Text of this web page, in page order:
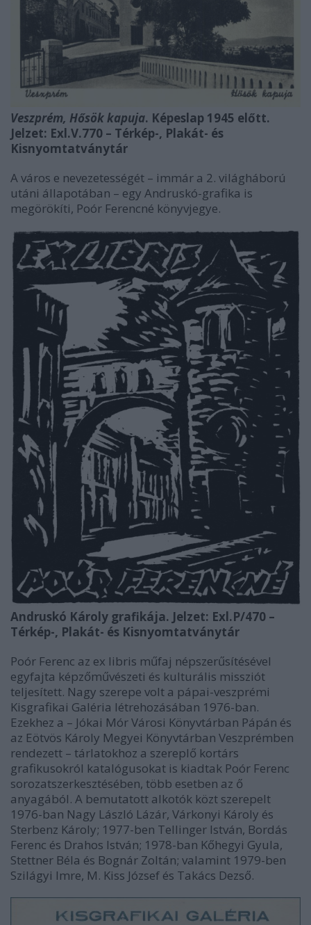
Veszprém, Hősök kapuja. Képeslap 1945 előtt.
Jelzet: Exl.V.770 – Térkép-, Plakát- és
Kisnyomtatványtár
A város e nevezetességét – immár a 2. világháború
utáni állapotában – egy Andruskó-grafika is
megörökíti, Poór Ferencné könyvjegye.
Andruskó Károly grafikája. Jelzet: Exl.P/470 –
Térkép-, Plakát- és Kisnyomtatványtár
Poór Ferenc az ex libris műfaj népszerűsítésével
egyfajta képzőművészeti és kulturális missziót
teljesített. Nagy szerepe volt a pápai-veszprémi
Kisgrafikai Galéria létrehozásában 1976-ban.
Ezekhez a – Jókai Mór Városi Könyvtárban Pápán és
az Eötvös Károly Megyei Könyvtárban Veszprémben
rendezett – tárlatokhoz a szereplő kortárs
grafikusokról katalógusokat is kiadtak Poór Ferenc
sorozatszerkesztésében, több esetben az ő
anyagából. A bemutatott alkotók közt szerepelt
1976-ban Nagy László Lázár, Várkonyi Károly és
Sterbenz Károly; 1977-ben Tellinger István, Bordás
Ferenc és Drahos István; 1978-ban Kőhegyi Gyula,
Stettner Béla és Bognár Zoltán; valamint 1979-ben
Szilágyi Imre, M. Kiss József és Takács Dezső.